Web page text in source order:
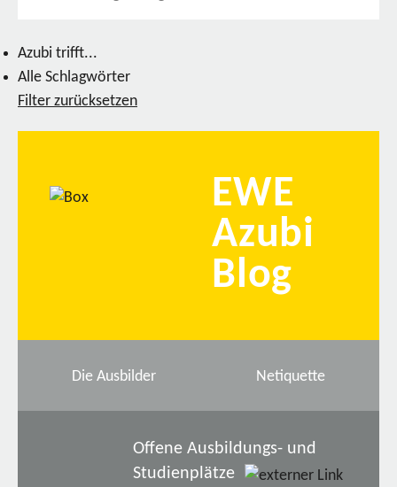
Azubi trifft...
Alle Schlagwörter
Filter zurücksetzen
EWE
Azubi
Blog
Die Ausbilder Netiquette
Offene Ausbildungs- und
Studienplätze